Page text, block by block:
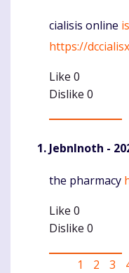
Komentaras
cialisis online
https://
Like 0
Dislike 0
JebnInoth -
Komentaras
the pharmacy
Like 0
Dislike 0
Pagination
Current
1 2 3